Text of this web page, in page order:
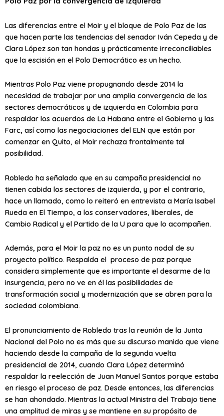
Las diferencias entre el Moir y el bloque de Polo Paz de las
que hacen parte las tendencias del senador Iván Cepeda y de
Clara López son tan hondas y prácticamente irreconciliables
que la escisión en el Polo Democrático es un hecho.
Mientras Polo Paz viene propugnando desde 2014 la
necesidad de trabajar por una amplia convergencia de los
sectores democráticos y de izquierda en Colombia para
respaldar los acuerdos de La Habana entre el Gobierno y las
Farc, así como las negociaciones del ELN que están por
comenzar en Quito, el Moir rechaza frontalmente tal
posibilidad.
Robledo ha señalado que en su campaña presidencial no
tienen cabida los sectores de izquierda, y por el contrario,
hace un llamado, como lo reiteró en entrevista a María Isabel
Rueda en El Tiempo, a los conservadores, liberales, de
Cambio Radical y el Partido de la U para que lo acompañen.
Además, para el Moir la paz no es un punto nodal de su
proyecto político. Respalda el proceso de paz porque
considera simplemente que es importante el desarme de la
insurgencia, pero no ve en él las posibilidades de
transformación social y modernización que se abren para la
sociedad colombiana.
El pronunciamiento de Robledo tras la reunión de la Junta
Nacional del Polo no es más que su discurso manido que viene
haciendo desde la campaña de la segunda vuelta
presidencial de 2014, cuando Clara López determinó
respaldar la reelección de Juan Manuel Santos porque estaba
en riesgo el proceso de paz. Desde entonces, las diferencias
se han ahondado. Mientras la actual Ministra del Trabajo tiene
una amplitud de miras y se mantiene en su propósito de